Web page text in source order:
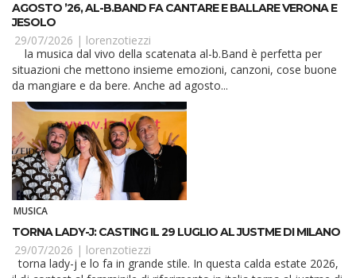
AGOSTO ’26, AL-B.BAND FA CANTARE E BALLARE VERONA E
JESOLO
29/07/2026 | lorenzotiezzi
situazioni che mettono insieme emozioni, canzoni, cose buone
da mangiare e da bere. Anche ad agosto...
MUSICA
TORNA LADY-J: CASTING IL 29 LUGLIO AL JUSTME DI MILANO
29/07/2026 | lorenzotiezzi
torna lady-j e lo fa in grande stile. In questa calda estate 2026,